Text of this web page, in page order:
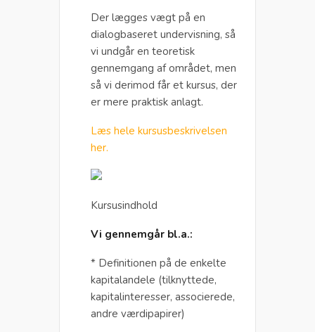
Der lægges vægt på en
dialogbaseret undervisning, så
vi undgår en teoretisk
gennemgang af området, men
så vi derimod får et kursus, der
er mere praktisk anlagt.
Læs hele kursusbeskrivelsen
her.
Kursusindhold
Vi gennemgår bl.a.:
* Definitionen på de enkelte
kapitalandele (tilknyttede,
kapitalinteresser, associerede,
andre værdipapirer)